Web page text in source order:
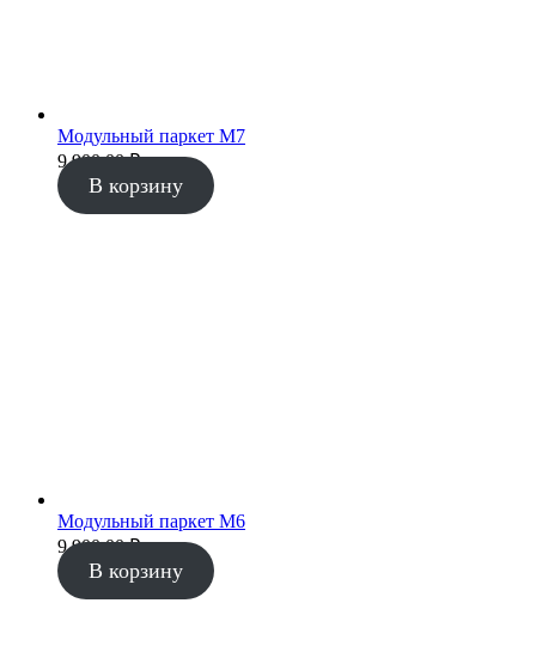
Модульный паркет М7
9 900.00₽
В корзину
Модульный паркет М6
9 900.00₽
В корзину